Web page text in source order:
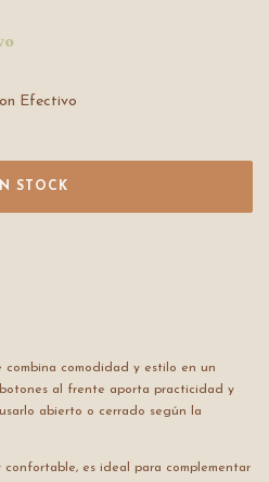
Efectivo
combina comodidad y estilo en un
al frente aporta practicidad y
abierto o cerrado según la
es ideal para complementar